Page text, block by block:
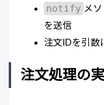
notify メ
を送信
注文IDを引数
注文処理の